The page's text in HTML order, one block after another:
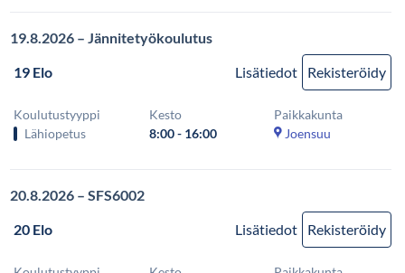
19.8.2026 – Jännitetyökoulutus
19 Elo
Lisätiedot Rekisteröidy
Koulutustyyppi
Lähiopetus
Kesto
8:00 - 16:00
Paikkakunta
Joensuu
20.8.2026 – SFS6002
20 Elo
Lisätiedot Rekisteröidy